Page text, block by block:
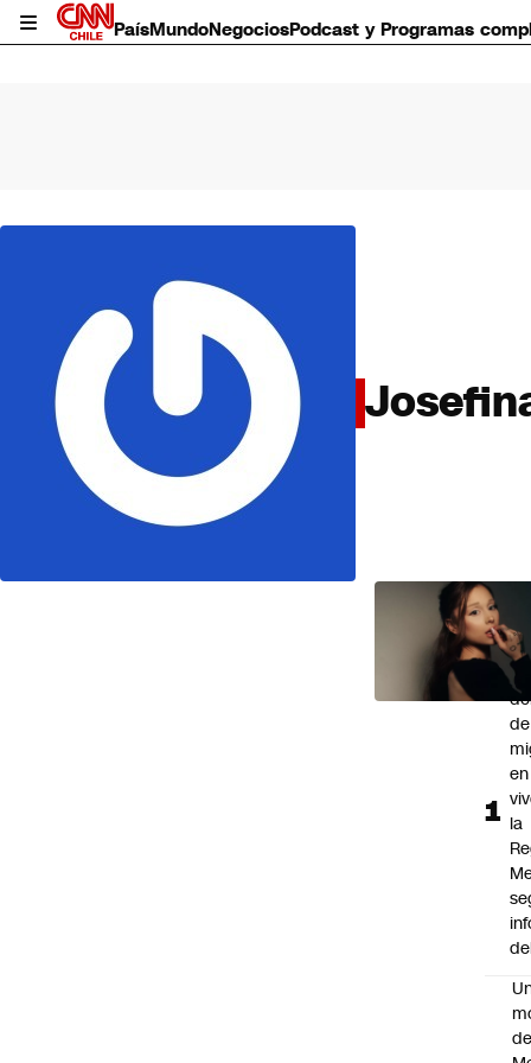
PaísMundoNegociosPodcast y Programas
Deportes
Programas completos
Cultura
Servicios
CNN Data
CNN tiempo
Futuro 360
LO
LEÍDO
la